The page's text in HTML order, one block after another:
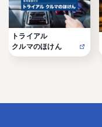
トライアル
クルマのほけん